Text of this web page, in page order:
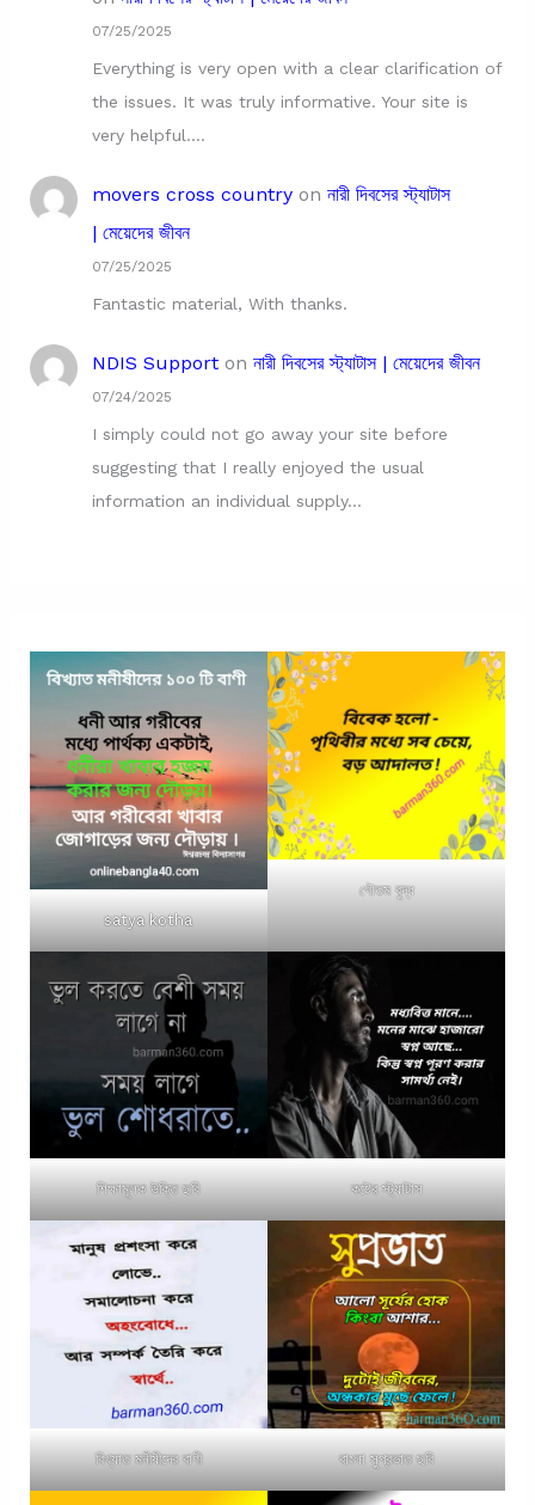
07/25/2025
Everything is very open with a clear clarification of
the issues. It was truly informative. Your site is
very helpful.…
movers cross countryon নারী দিবসের স্ট্যাটাস
| মেয়েদের জীবন
07/25/2025
Fantastic material, With thanks.
NDIS Supporton নারী দিবসের স্ট্যাটাস | মেয়েদের জীবন
07/24/2025
I simply could not go away your site before
suggesting that I really enjoyed the usual
information an individual supply…
satya kotha
গৌতম বুদ্ধ
শিক্ষামূলক উক্তি ছবি কষ্টের স্ট্যাটাস
বিখ্যাত মনীষীদের বাণী বাংলা সুপ্রভাত ছবি